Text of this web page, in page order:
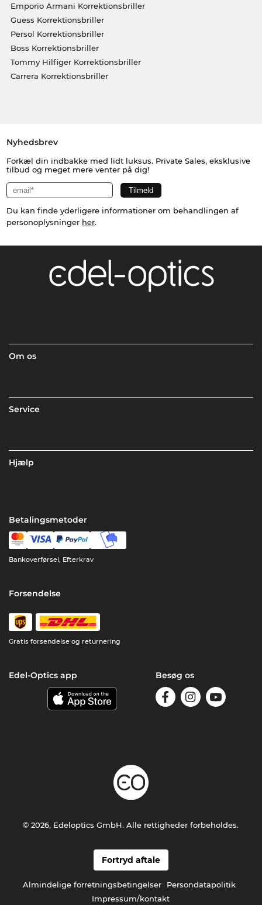
Emporio Armani Korrektionsbriller
Guess Korrektionsbriller
Persol Korrektionsbriller
Boss Korrektionsbriller
Tommy Hilfiger Korrektionsbriller
Carrera Korrektionsbriller
Nyhedsbrev
Forkæl din indbakke med lidt luksus. Private Sales, eksklusive
tilbud og meget mere venter på dig!
Du kan finde yderligere informationer om behandlingen af
personoplysninger her.
Om os
Service
Hjælp
Betalingsmetoder
Bankoverførsel, Efterkrav
Forsendelse
Gratis forsendelse og returnering
Edel-Optics app Besøg os
Fortryd aftale
Almindelige forretningsbetingelser
Persondatapolitik
Impressum/kontakt
© 2026, Edeloptics GmbH. Alle rettigheder forbeholdes.